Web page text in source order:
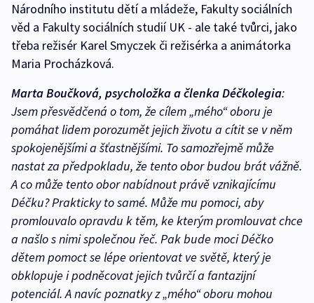
Národního institutu dětí a mládeže, Fakulty sociálních
věd a Fakulty sociálních studií UK - ale také tvůrci, jako
třeba režisér Karel Smyczek či režisérka a animátorka
Maria Procházková.
Marta Boučková, psycholožka a členka Déčkolegia:
Jsem přesvědčená o tom, že cílem „mého“ oboru je
pomáhat lidem porozumět jejich životu a cítit se v něm
spokojenějšími a šťastnějšími. To samozřejmě může
nastat za předpokladu, že tento obor budou brát vážně.
A co může tento obor nabídnout právě vznikajícímu
Déčku? Prakticky to samé. Může mu pomoci, aby
promlouvalo opravdu k těm, ke kterým promlouvat chce
a našlo s nimi společnou řeč. Pak bude moci Déčko
dětem pomoct se lépe orientovat ve světě, který je
obklopuje i podněcovat jejich tvůrčí a fantazijní
potenciál. A navíc poznatky z „mého“ oboru mohou